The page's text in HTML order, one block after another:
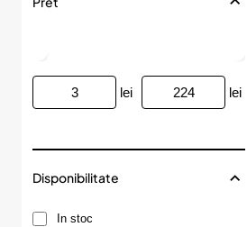
lei lei
Disponibilitate
In stoc